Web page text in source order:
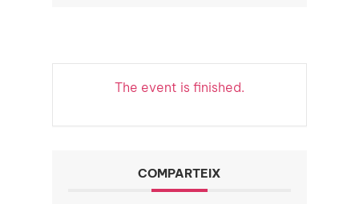
The event is finished.
COMPARTEIX